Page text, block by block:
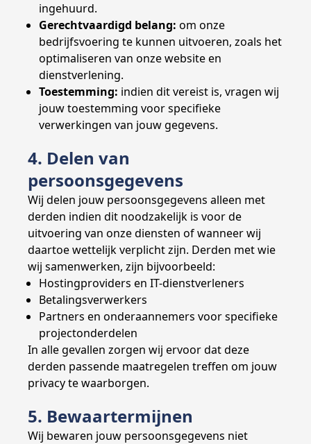
ingehuurd.
Gerechtvaardigd belang: om onze
bedrijfsvoering te kunnen uitvoeren, zoals het
optimaliseren van onze website en
dienstverlening.
Toestemming: indien dit vereist is, vragen wij
jouw toestemming voor specifieke
verwerkingen van jouw gegevens.
4. Delen van
persoonsgegevens
Wij delen jouw persoonsgegevens alleen met
derden indien dit noodzakelijk is voor de
uitvoering van onze diensten of wanneer wij
daartoe wettelijk verplicht zijn. Derden met wie
wij samenwerken, zijn bijvoorbeeld:
Hostingproviders en IT-dienstverleners
Betalingsverwerkers
Partners en onderaannemers voor specifieke
projectonderdelen
In alle gevallen zorgen wij ervoor dat deze
derden passende maatregelen treffen om jouw
privacy te waarborgen.
5. Bewaartermijnen
Wij bewaren jouw persoonsgegevens niet